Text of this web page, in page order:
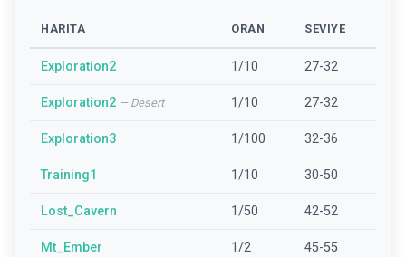
HARITA ORAN SEVIYE
Exploration2 1/10 27-32
Exploration2 — Desert 1/10 27-32
Exploration3 1/100 32-36
Training1 1/10 30-50
Lost_Cavern 1/50 42-52
Mt_Ember 1/2 45-55